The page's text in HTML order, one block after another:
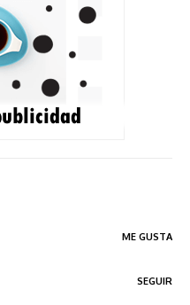
ME GUSTA
SEGUIR